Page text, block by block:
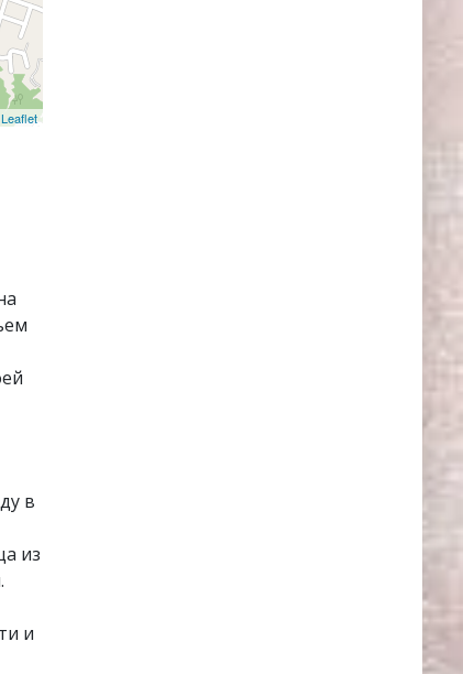
Leaflet
в
из
и